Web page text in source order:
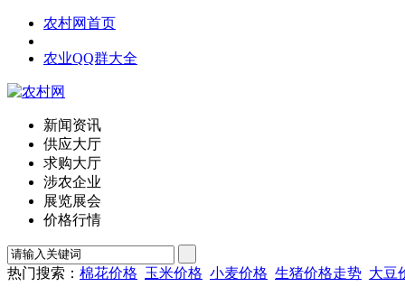
农村网首页
农业QQ群大全
新闻资讯
供应大厅
求购大厅
涉农企业
展览展会
价格行情
热门搜索： 棉花价格 玉米价格 小麦价格 生猪价格走势 大豆